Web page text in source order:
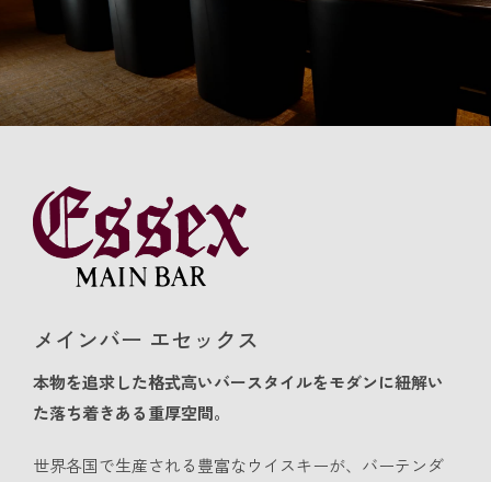
メインバー エセックス
本物を追求した格式高いバースタイルをモダンに紐解い
た落ち着きある重厚空間。
世界各国で生産される豊富なウイスキーが、バーテンダ